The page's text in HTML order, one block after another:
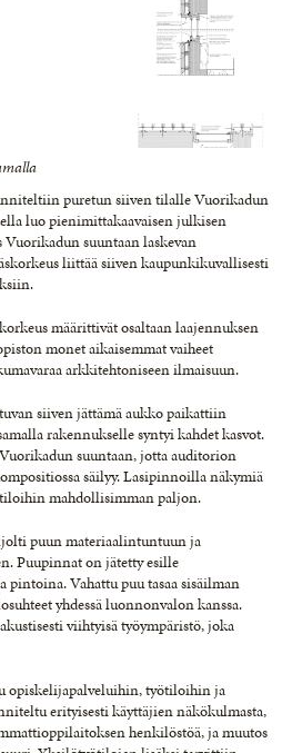
puretun siiven tilalle Vuorikadun
luo pienimittakaavaisen julkisen
suuntaan laskevan
liittää siiven kaupunkikuvallisesti
määrittivät osaltaan laajennuksen
monet aikaisemmat vaiheet
arkkitehtoniseen ilmaisuun.
siiven jättämä aukko paikattiin
rakennukselle syntyi kahdet kasvot.
suuntaan, jotta auditorion
säilyy. Lasipinnoilla näkymiä
mahdollisimman paljon.
puun materiaalintuntuun ja
Puupinnat on jätetty esille
Vahattu puu tasaa sisäilman
yhdessä luonnonvalon kanssa.
viihtyisä työympäristö, joka
opiskelijapalveluihin, työtiloihin ja
erityisesti käyttäjien näkökulmasta,
henkilöstöä, ja muutos